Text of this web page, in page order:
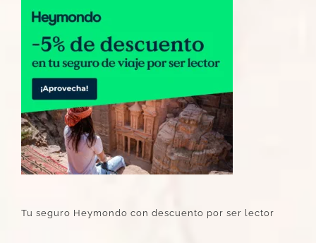
Tu seguro Heymondo con descuento por ser lector